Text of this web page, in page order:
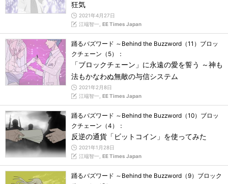
狂気
2021年4月27日
江端智一, EE Times Japan
踊るバズワード ～Behind the Buzzword（11）ブロッ
クチェーン（5）：
「ブロックチェーン」に永遠の愛を誓う ～神も
法もかなわぬ無敵の与信システム
2021年2月8日
江端智一, EE Times Japan
踊るバズワード ～Behind the Buzzword（10）ブロッ
クチェーン（4）：
反逆の通貨「ビットコイン」を使ってみた
2021年1月28日
江端智一, EE Times Japan
踊るバズワード ～Behind the Buzzword（9）ブロック